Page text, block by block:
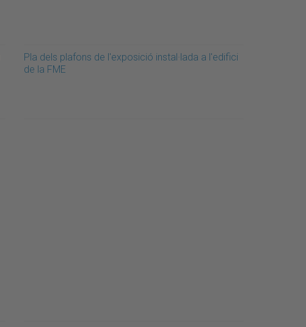
Pla dels plafons de l'exposició instal·lada a l'edifici
de la FME